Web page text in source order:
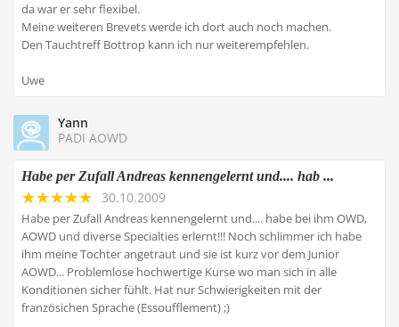
da war er sehr flexibel.
Meine weiteren Brevets werde ich dort auch noch machen.
Den Tauchtreff Bottrop kann ich nur weiterempfehlen.
Uwe
Yann
PADI AOWD
Habe per Zufall Andreas kennengelernt und.... hab ...
30.10.2009
Habe per Zufall Andreas kennengelernt und.... habe bei ihm OWD,
AOWD und diverse Specialties erlernt!!! Noch schlimmer ich habe
ihm meine Tochter angetraut und sie ist kurz vor dem Junior
AOWD... Problemlose hochwertige Kurse wo man sich in alle
Konditionen sicher fühlt. Hat nur Schwierigkeiten mit der
französichen Sprache (Essoufflement) ;)